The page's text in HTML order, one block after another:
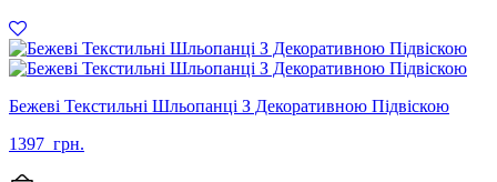
Бежеві Текстильні Шльопанці З Декоративною Підвіскою
1397 грн.